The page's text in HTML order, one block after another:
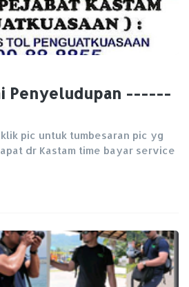
Penyeludupan ------
pic untuk tumbesaran pic yg
dr Kastam time bayar service